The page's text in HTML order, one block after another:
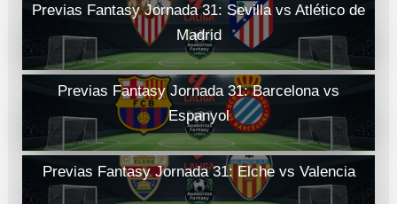
Previas Fantasy Jornada 31: Sevilla vs Atlético de
Madrid
Previas Fantasy Jornada 31: Barcelona vs
Espanyol
Previas Fantasy Jornada 31: Elche vs Valencia